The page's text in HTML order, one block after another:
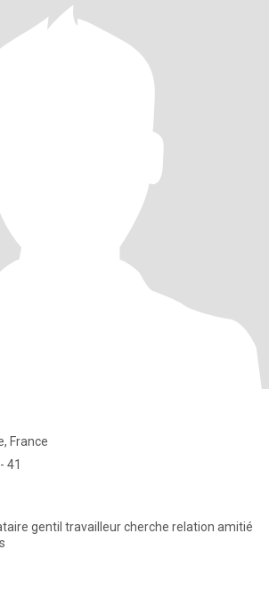
France
41
gentil travailleur cherche relation amitié